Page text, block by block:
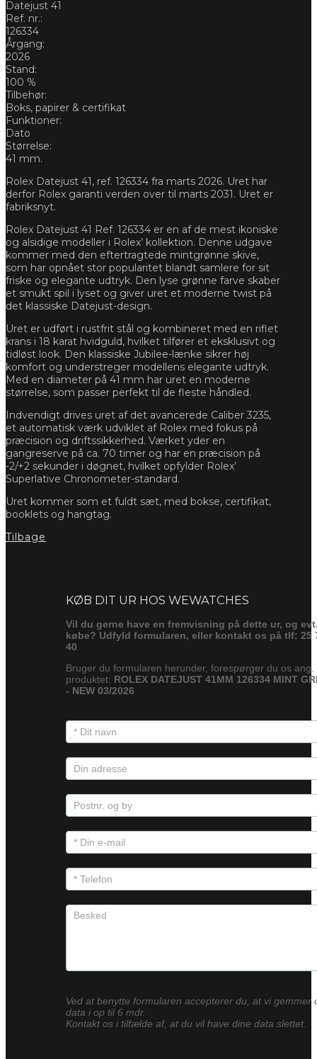
Datejust 41
Ref. nr.:
126334
Årgang:
2026
Stand:
100 %
Tilbehør:
Boks, papirer & certifikat
Funktioner:
Dato
Størrelse:
41 mm.
Rolex Datejust 41, ref. 126334 fra marts 2026. Uret har
derfor Rolex garanti verden over til marts 2031. Uret er
fabriksnyt.
Rolex Datejust 41 Ref. 126334 er en af de mest ikoniske
og alsidige modeller i Rolex’ kollektion. Denne udgave
kommer med den eftertragtede mintgrønne skive,
som har opnået stor popularitet blandt samlere for sit
friske og elegante udtryk. Den lyse grønne farve skaber
et smukt spil i lyset og giver uret et moderne twist på
det klassiske Datejust-design.
Uret er udført i rustfrit stål og kombineret med en riflet
krans i 18 karat hvidguld, hvilket tilfører et eksklusivt og
tidløst look. Den klassiske Jubilee-lænke sikrer høj
komfort og understreger modellens elegante udtryk.
Med en diameter på 41 mm har uret en moderne
størrelse, som passer perfekt til de fleste håndled.
Indvendigt drives uret af det avancerede Caliber 3235,
et automatisk værk udviklet af Rolex med fokus på
præcision og driftssikkerhed. Værket yder en
gangreserve på ca. 70 timer og har en præcision på
-2/+2 sekunder i døgnet, hvilket opfylder Rolex’
Superlative Chronometer-standard.
Uret kommer som et fuldt sæt, med bokse, certifikat,
booklets og hangtag.
Tilbage
KØB DIT UR HOS WEWATCHES
Vil du gerne have en fremvisning på dette ur, og
købe? Udfyld formularen, eller kontakt os på tlf: 25
40
Bruger du formularen herunder, forespørger du os ang.
produktet: ROLEX DATEJUST 41MM 126334 MINT
- NEW 03/2026
Ved at benytte formularen accepterer du, at vi gemmer
data i op til 6 mdr.
Kontakt os i tilfælde af, at du vil have dine data slettet.